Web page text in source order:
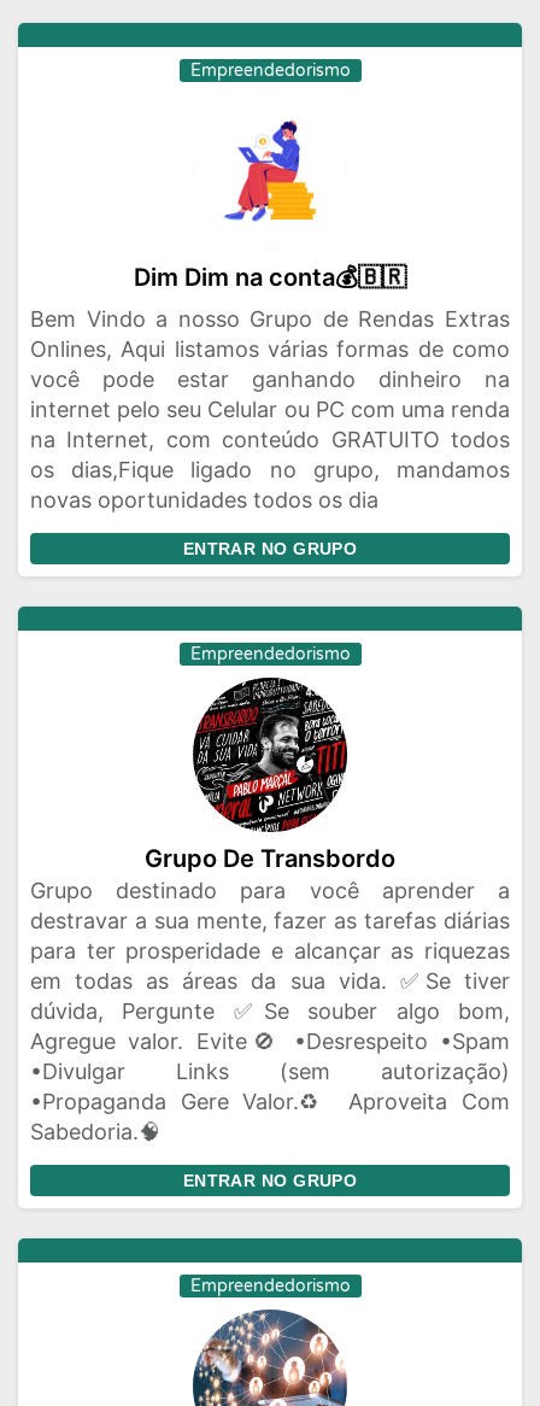
Empreendedorismo
Dim Dim na conta💰🇧🇷
Bem Vindo a nosso Grupo de Rendas Extras
Onlines, Aqui listamos várias formas de como
você pode estar ganhando dinheiro na
internet pelo seu Celular ou PC com uma renda
na Internet, com conteúdo GRATUITO todos
os dias,Fique ligado no grupo, mandamos
novas oportunidades todos os dia
ENTRAR NO GRUPO
Empreendedorismo
Grupo De Transbordo
Grupo destinado para você aprender a
destravar a sua mente, fazer as tarefas diárias
para ter prosperidade e alcançar as riquezas
em todas as áreas da sua vida. ✅Se tiver
dúvida, Pergunte ✅Se souber algo bom,
Agregue valor. Evite🚫 •Desrespeito •Spam
•Divulgar Links (sem autorização)
•Propaganda Gere Valor.♻️ Aproveita Com
Sabedoria.🧠
ENTRAR NO GRUPO
Empreendedorismo